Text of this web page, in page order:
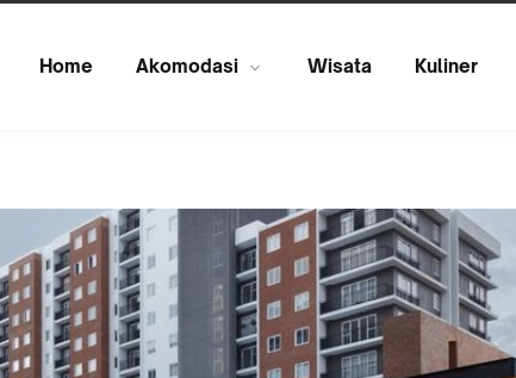
Home Akomodasi Wisata Kuliner